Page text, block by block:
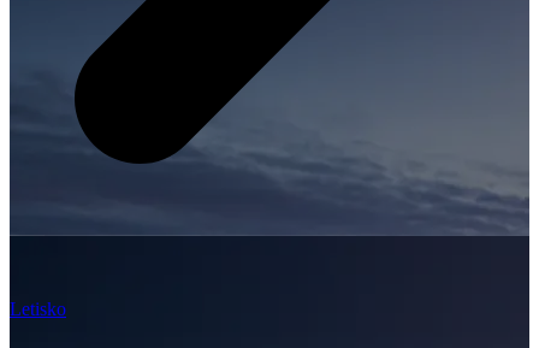
Letisko